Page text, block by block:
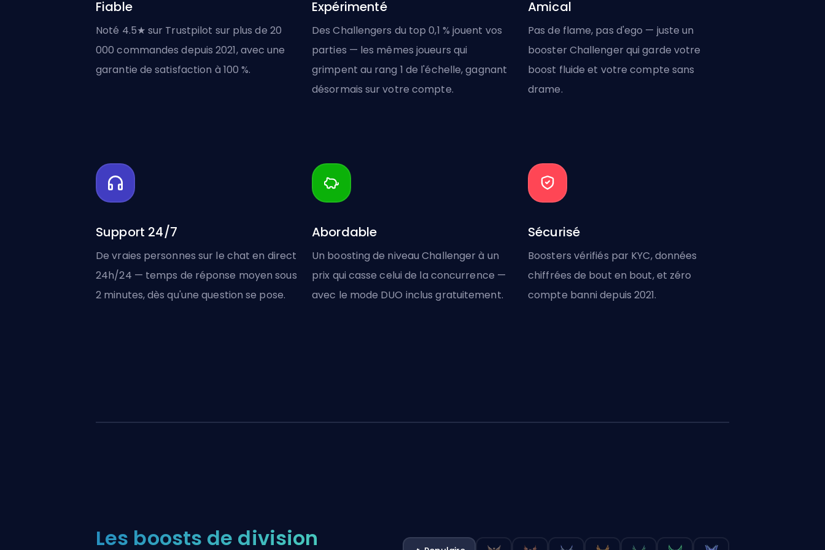
Fiable
Noté 4.5★ sur Trustpilot sur plus de 20
000 commandes depuis 2021, avec une
garantie de satisfaction à 100 %.
Expérimenté
Des Challengers du top 0,1 % jouent vos
parties — les mêmes joueurs qui
grimpent au rang 1 de l'échelle, gagnant
désormais sur votre compte.
Amical
Pas de flame, pas d'ego — juste un
booster Challenger qui garde votre
boost fluide et votre compte sans
drame.
Support 24/7
De vraies personnes sur le chat en direct
24h/24 — temps de réponse moyen sous
2 minutes, dès qu'une question se pose.
Abordable
Un boosting de niveau Challenger à un
prix qui casse celui de la concurrence —
avec le mode DUO inclus gratuitement.
Sécurisé
Boosters vérifiés par KYC, données
chiffrées de bout en bout, et zéro
compte banni depuis 2021.
Les boosts de division